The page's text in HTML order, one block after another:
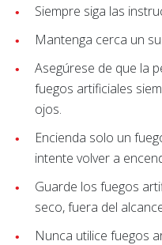
Siempre siga las
Mantenga cerca un
Asegúrese de que la
fuegos artificiales
ojos.
Encienda solo un
intente volver a
Guarde los fuegos
seco, fuera del
Nunca utilice fuegos